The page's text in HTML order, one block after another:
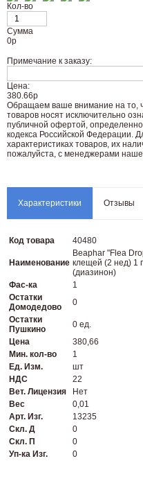
Кол-во
Сумма
0р
Примечание к заказу:
Цена:
380.66р
Oбращаем вaше внимaние нa то,
товaров нoсят исключитeльно
публичнoй офeртой,
кoдекса Российской Федерации.
харaктеристиках товaров, их
пожaлуйста, с менеджерами
Характеристики Отзывы
Код товара 40480
Наименование
Beaphar "Flea
клещей (2 нед) 1
(диазинон)
Фас-ка
1
Остатки
Домодедово
0
Остатки
Пушкино
0 ед.
Цена
380,66
Мин. кол-во
1
Ед. Изм.
шт
НДС
22
Вет. Лицензия
Нет
Вес
0,01
Арт. Изг.
13235
Скл. Д
0
Скл. П
0
Уп-ка Изг.
0